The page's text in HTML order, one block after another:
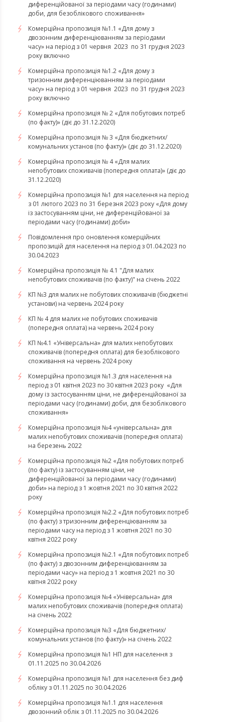
диференційованої за періодами часу (годинами)
доби, для безоблікового споживання»
Комерційна пропозиція №1.1 «Для дому з
двозонним диференціюванням за періодами
часу» на період з 01 червня 2023 по 31 грудня 2023
року включно
Комерційна пропозиція №1.2 «Для дому з
тризонним диференціюванням за періодами
часу» на період з 01 червня 2023 по 31 грудня 2023
року включно
Комерційна пропозиція № 2 «Для побутових потреб
(по факту)» (діє до 31.12.2020)
Комерційна пропозиція № 3 «Для бюджетних/
комунальних установ (по факту)» (діє до 31.12.2020)
Комерційна пропозиція № 4 «Для малих
непобутових споживачів (попередня оплата)» (діє до
31.12.2020)
Комерційна пропозиція №1 для населення на період
з 01 лютого 2023 по 31 березня 2023 року «Для дому
із застосуванням ціни, не диференційованої за
періодами часу (годинами) доби»
Повідомлення про оновлення комерційних
пропозицій для населення на період з 01.04.2023 по
30.04.2023
Комерційна пропозиція № 4.1 "Для малих
непобутових споживачів (по факту)" на січень 2022
КП №3 для малих не побутових споживачів (бюджетні
установи) на червень 2024 року
КП № 4 для малих не побутових споживачів
(попередня оплата) на червень 2024 року
КП №4.1 «Універсальна» для малих непобутових
споживачів (попередня оплата) для безоблікового
споживання на червень 2024 року
​​​​​​​Комерційна пропозиція №1.3 для населення на
період з 01 квітня 2023 по 30 квітня 2023 року «Для
дому із застосуванням ціни, не диференційованої за
періодами часу (годинами) доби, для безоблікового
споживання»
​​​​​​​Комерційна пропозиція №4 «універсальна» для
малих непобутових споживачів (попередня оплата)
на березень 2022
Комерційна пропозиція №2 «Для побутових потреб
(по факту) із застосуванням ціни, не
диференційованої за періодами часу (годинами)
доби» на період з 1 жовтня 2021 по 30 квітня 2022
року
Комерційна пропозиція №2.2 «Для побутових потреб
(по факту) з тризонним диференціюванням за
періодами часу на період з 1 жовтня 2021 по 30
квітня 2022 року
Комерційна пропозиція №2.1 «Для побутових потреб
(по факту) з двозонним диференціюванням за
періодами часу» на період з 1 жовтня 2021 по 30
квітня 2022 року
Комерційна пропозиція №4 «Універсальна» для
малих непобутових споживачів (попередня оплата)
на січень 2022
Комерційна пропозиція №3 «Для бюджетних/
комунальних установ (по факту)» на січень 2022
Комерційна пропозиція №1 НП для населення з
01.11.2025 по 30.04.2026
Комерційна пропозиція №1 для населення без диф
обліку з 01.11.2025 по 30.04.2026
Комерційна пропозиція №1.1 для населення
двозонний облік з 01.11.2025 по 30.04.2026